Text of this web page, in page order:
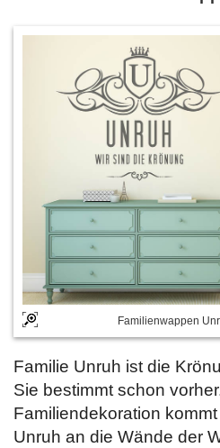
Familienwappen
Familie Unruh ist die
Sie bestimmt schon
Familiendekoration
Unruh an die Wände der